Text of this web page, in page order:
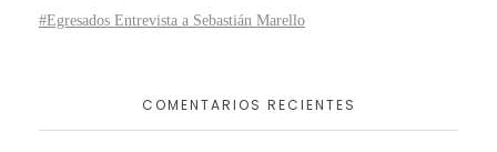
#Egresados Entrevista a Sebastián Marello
COMENTARIOS RECIENTES